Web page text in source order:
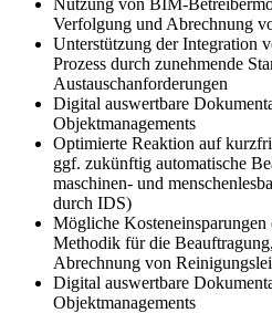
Verfolgung und Abrechnung
Unterstützung der Integration
Prozess durch zunehmende
Austauschanforderungen
Digital auswertbare
Objektmanagements
Optimierte Reaktion auf
ggf. zukünftig automatische
maschinen- und
durch IDS)
Mögliche
Methodik für die
Abrechnung von
Digital auswertbare
Objektmanagements